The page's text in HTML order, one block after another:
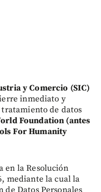
y Comercio (SIC)
inmediato y
de datos
Foundation (antes
For Humanity
en la Resolución
mediante la cual la
Datos Personales